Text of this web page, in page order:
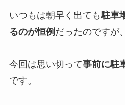
いつもは朝早く出ても駐車
るのが恒例 だったのですが、
今回は思い切って事前に駐
です。